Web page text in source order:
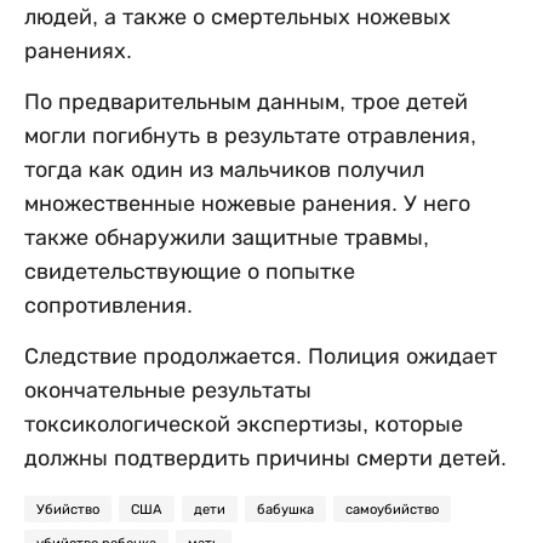
людей, а также о смертельных ножевых
ранениях.
По предварительным данным, трое детей
могли погибнуть в результате отравления,
тогда как один из мальчиков получил
множественные ножевые ранения. У него
также обнаружили защитные травмы,
свидетельствующие о попытке
сопротивления.
Следствие продолжается. Полиция ожидает
окончательные результаты
токсикологической экспертизы, которые
должны подтвердить причины смерти детей.
Убийство США дети бабушка самоубийство